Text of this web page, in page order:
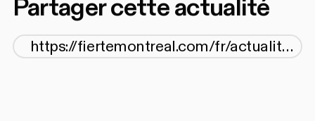
Partager cette actualité